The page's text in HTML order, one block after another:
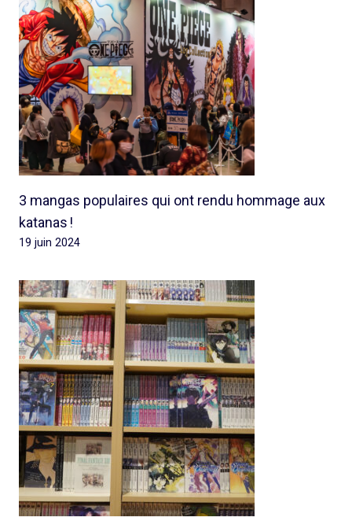
3 mangas populaires qui ont rendu hommage aux
katanas !
19 juin 2024